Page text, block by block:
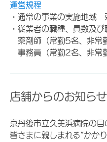
運営規程
・通常の事業の実施地域
・従業者の職種、員数及
薬剤師（常勤5名、非常
事務員（常勤2名、非常
店舗からのお知らせ
京丹後市立久美浜病院の
皆さまに親しまれる“かか